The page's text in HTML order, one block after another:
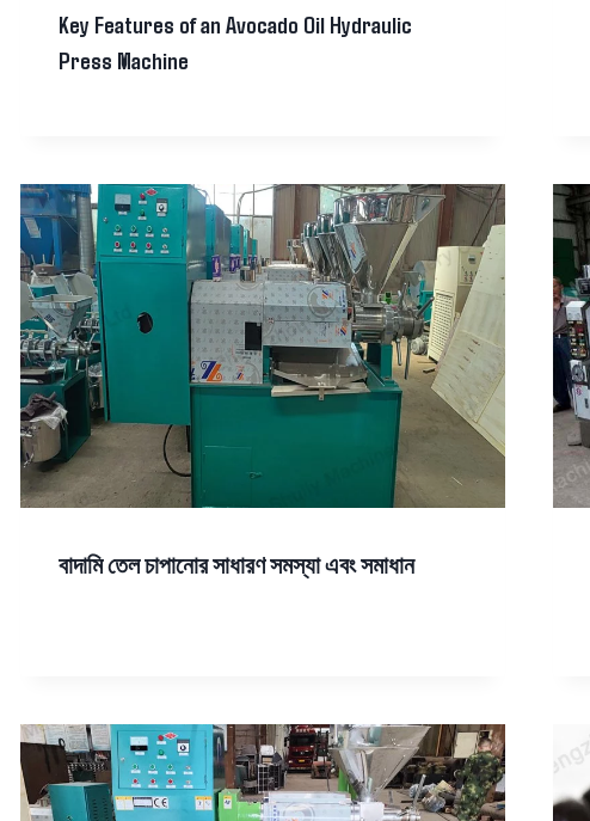
Key Features of an Avocado Oil Hydraulic
Press Machine
বাদামি তেল চাপানোর সাধারণ সমস্যা এবং সমাধান